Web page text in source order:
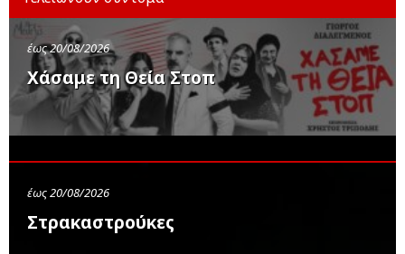
έως 20/08/2026
Χάσαμε τη Θεία Στοπ
έως 20/08/2026
Στρακαστρούκες